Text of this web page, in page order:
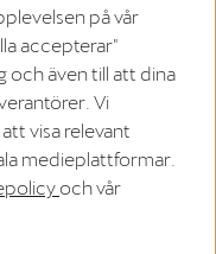
på vår
accepterar"
och även till att dina
Vi
visa relevant
medieplattformar.
och vår